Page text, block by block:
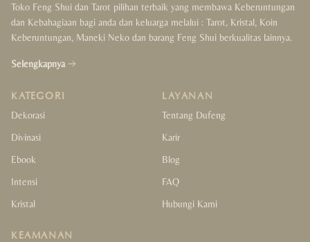
Toko Feng Shui dan Tarot pilihan terbaik yang membawa Keberuntungan
dan Kebahagiaan bagi anda dan keluarga melalui : Tarot, Kristal, Koin
Keberuntungan, Maneki Neko dan barang Feng Shui berkualitas lainnya.
Selengkapnya
KATEGORI
Dekorasi
Divinasi
Ebook
Intensi
Kristal
LAYANAN
Tentang Dufeng
Karir
Blog
FAQ
Hubungi Kami
KEAMANAN